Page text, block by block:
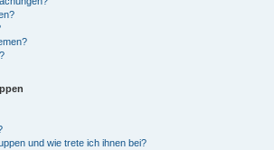
und wie trete ich ihnen bei?